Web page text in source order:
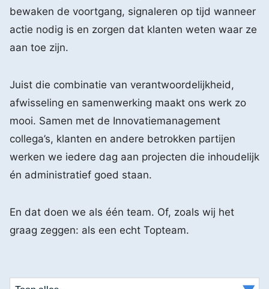
bewaken de voortgang, signaleren op tijd wanneer
actie nodig is en zorgen dat klanten weten waar ze
aan toe zijn.
Juist die combinatie van verantwoordelijkheid,
afwisseling en samenwerking maakt ons werk zo
mooi. Samen met de Innovatiemanagement
collega’s, klanten en andere betrokken partijen
werken we iedere dag aan projecten die inhoudelijk
én administratief goed staan.
En dat doen we als één team. Of, zoals wij het
graag zeggen: als een echt Topteam.